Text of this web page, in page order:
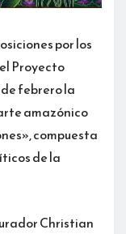
por los
Proyecto
febrero la
amazónico
compuesta
de la
Christian